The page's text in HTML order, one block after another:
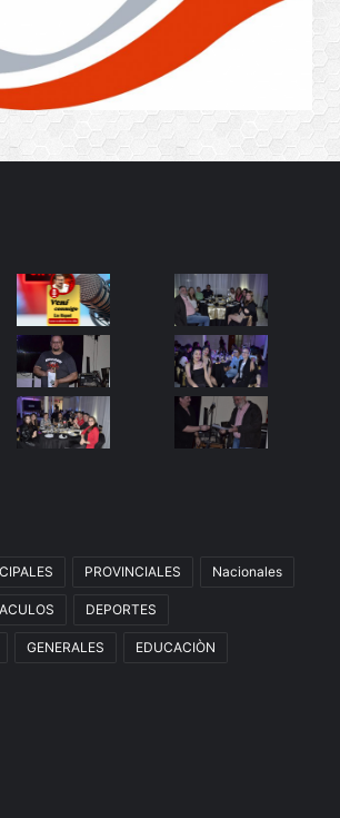
PROVINCIALES Nacionales
DEPORTES
GENERALES EDUCACIÒN